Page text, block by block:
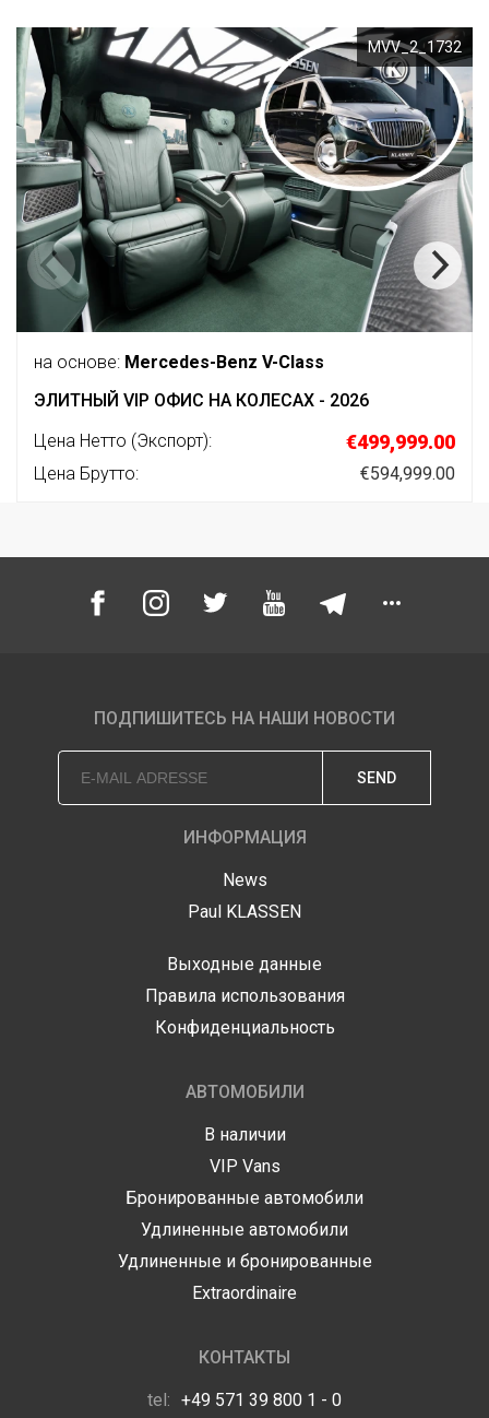
MVV_2_1732
на основе: Mercedes-Benz V-Class
ЭЛИТНЫЙ VIP ОФИС НА КОЛЕСАХ - 2026
Цена Нетто (Экспорт):
€499,999.00
Цена Брутто: €594,999.00
ИНФОРМАЦИЯ
News
Paul KLASSEN
Выходные данные
Правила использования
Конфиденциальность
АВТОМОБИЛИ
В наличии
VIP Vans
Бронированные автомобили
Удлиненные автомобили
Удлиненные и бронированные
Extraordinaire
КОНТАКТЫ
tel: +49 571 39 800 1 - 0
ПОДПИШИТЕСЬ НА НАШИ НОВОСТИ
SEND